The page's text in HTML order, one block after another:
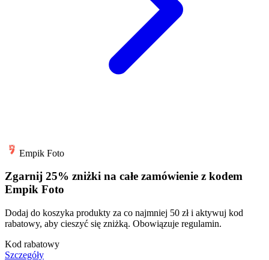
Empik Foto
Zgarnij 25% zniżki na całe zamówienie z kodem
Empik Foto
Dodaj do koszyka produkty za co najmniej 50 zł i aktywuj kod
rabatowy, aby cieszyć się zniżką. Obowiązuje regulamin.
Kod rabatowy
Szczegóły